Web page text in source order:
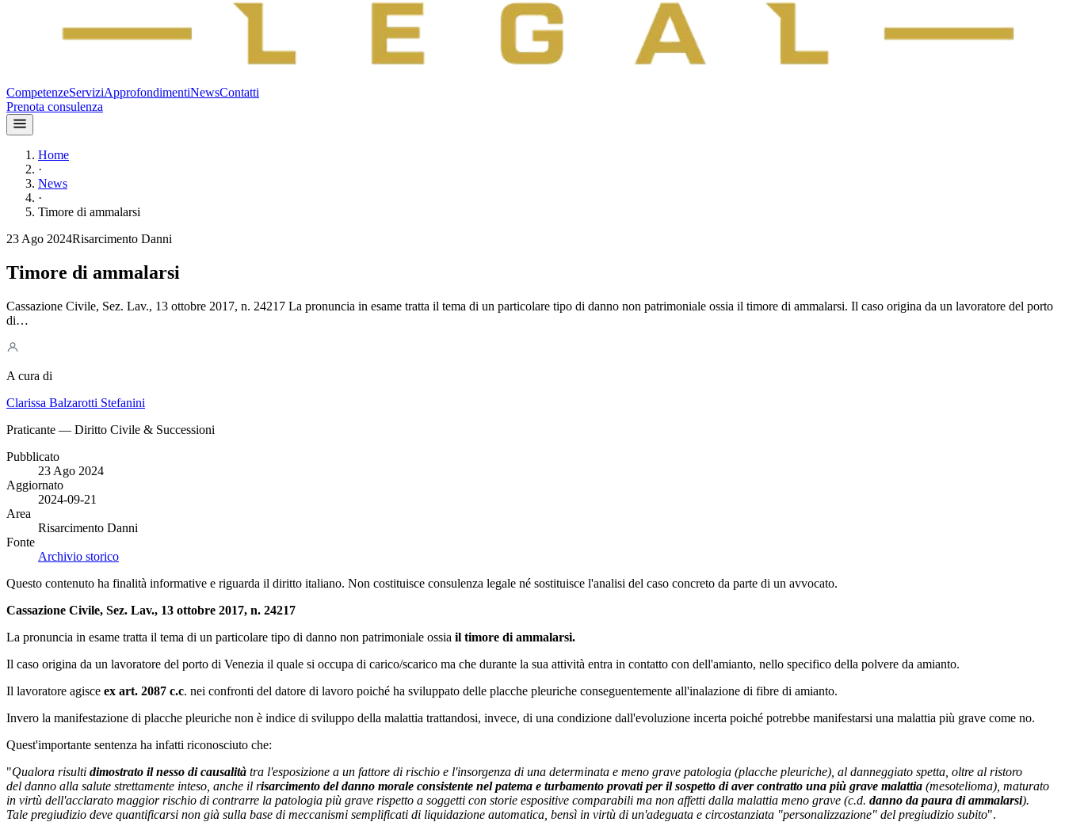
CompetenzeServiziApprofondimentiNewsContatti
Prenota consulenza
Home
·
News
·
Timore di ammalarsi
23 Ago 2024Risarcimento Danni
Timore di ammalarsi
Cassazione Civile, Sez. Lav., 13 ottobre 2017, n. 24217 La pronuncia in esame tratta il tema di un particolare tipo di danno non patrimoniale ossia il timore di ammalarsi. Il caso origina da un lavoratore del porto
di…
A cura di
Clarissa Balzarotti Stefanini
Praticante — Diritto Civile & Successioni
Pubblicato
23 Ago 2024
Aggiornato
2024-09-21
Area
Risarcimento Danni
Fonte
Archivio storico
Questo contenuto ha finalità informative e riguarda il diritto italiano. Non costituisce consulenza legale né sostituisce l'analisi del caso concreto da parte di un avvocato.
Cassazione Civile, Sez. Lav., 13 ottobre 2017, n. 24217
La pronuncia in esame tratta il tema di un particolare tipo di danno non patrimoniale ossia il timore di ammalarsi.
Il caso origina da un lavoratore del porto di Venezia il quale si occupa di carico/scarico ma che durante la sua attività entra in contatto con dell'amianto, nello specifico della polvere da amianto.
Il lavoratore agisce ex art. 2087 c.c. nei confronti del datore di lavoro poiché ha sviluppato delle placche pleuriche conseguentemente all'inalazione di fibre di amianto.
Invero la manifestazione di placche pleuriche non è indice di sviluppo della malattia trattandosi, invece, di una condizione dall'evoluzione incerta poiché potrebbe manifestarsi una malattia più grave come no.
Quest'importante sentenza ha infatti riconosciuto che:
"Qualora risulti dimostrato il nesso di causalità tra l'esposizione a un fattore di rischio e l'insorgenza di una determinata e meno grave patologia (placche pleuriche), al danneggiato spetta, oltre al ristoro
del danno alla salute strettamente inteso, anche il risarcimento del danno morale consistente nel patema e turbamento provati per il sospetto di aver contratto una più grave malattia (mesotelioma), maturato
in virtù dell'acclarato maggior rischio di contrarre la patologia più grave rispetto a soggetti con storie espositive comparabili ma non affetti dalla malattia meno grave (c.d. danno da paura di ammalarsi).
Tale pregiudizio deve quantificarsi non già sulla base di meccanismi semplificati di liquidazione automatica, bensì in virtù di un'adeguata e circostanziata "personalizzazione" del pregiudizio subito".